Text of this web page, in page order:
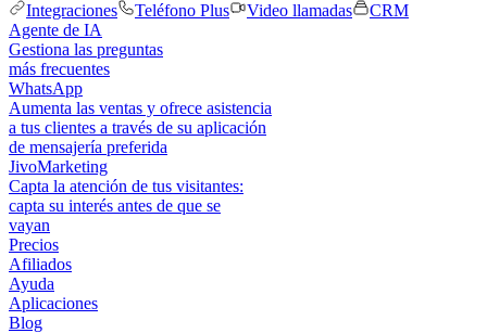
Integraciones
Teléfono Plus Video llamadas
CRM
Agente de IA
Gestiona las preguntas
más frecuentes
WhatsApp
Aumenta las ventas y ofrece asistencia
a tus clientes a través de su aplicación
de mensajería preferida
JivoMarketing
Capta la atención de tus visitantes:
capta su interés antes de que se
vayan
Precios
Afiliados
Ayuda
Aplicaciones
Blog